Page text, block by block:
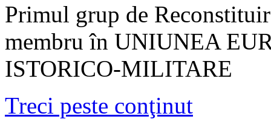
Primul grup de
membru în UNIUNEA
ISTORICO-MILITARE
Treci peste conţinut